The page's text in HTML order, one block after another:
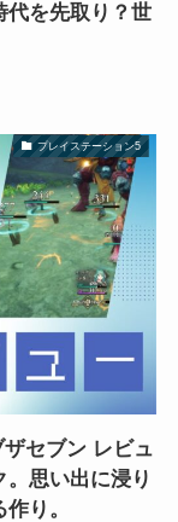
代を先取り？世
プレイステーション5
ザセブン レビュ
思い出に浸り
り。